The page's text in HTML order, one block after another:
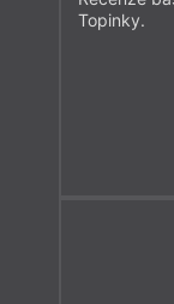
Topinky.